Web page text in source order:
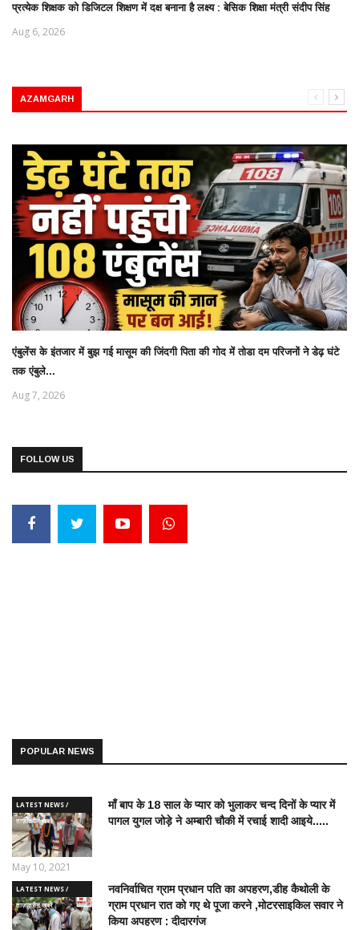
प्रत्येक शिक्षक को डिजिटल शिक्षण में दक्ष बनाना है लक्ष्य : बेसिक शिक्षा मंत्री संदीप सिंह
Aug 6, 2026
AZAMGARH
एंबुलेंस के इंतजार में बुझ गई मासूम की जिंदगी पिता की गोद में तोडा दम परिजनों ने डेढ़ घंटे
तक एंबुले...
Aug 7, 2026
FOLLOW US
POPULAR NEWS
LATEST NEWS /
ताज़ातरीन खबरें
माँ बाप के 18 साल के प्यार को भुलाकर चन्द दिनों के प्यार में
पागल युगल जोड़े ने अम्बारी चौकी में रचाई शादी आइये.....
May 10, 2021
LATEST NEWS /
ताज़ातरीन खबरें
नवनिर्वाचित ग्राम प्रधान पति का अपहरण,डीह कैथोली के
ग्राम प्रधान रात को गए थे पूजा करने ,मोटरसाइकिल सवार ने
किया अपहरण : दीदारगंज